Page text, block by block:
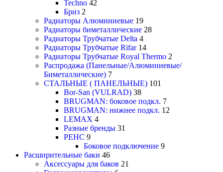
Techno 42
Бриз 2
Радиаторы Алюминиевые 19
Радиаторы биметаллические 28
Радиаторы Трубчатые Delta 4
Радиаторы Трубчатые Rifar 14
Радиаторы Трубчатые Royal Thermo 2
Распродажа (Панельные/Алюминиевые/
Биметаллические) 7
СТАЛЬНЫЕ ( ПАНЕЛЬНЫЕ) 101
Bor-San (VULRAD) 38
BRUGMAN: боковое подкл. 7
BRUGMAN: нижнее подкл. 12
LEMAX 4
Разные бренды 31
РЕНС 9
Боковое подключение 9
Расширительные баки 46
Аксессуары для баков 21